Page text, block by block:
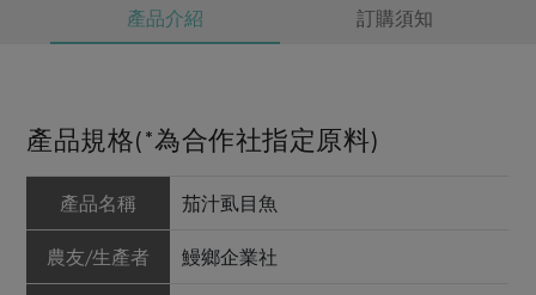
產品介紹 訂購須知
產品規格(*為合作社指定原料)
產品名稱 茄汁虱目魚
農友/生產者 鰻鄉企業社